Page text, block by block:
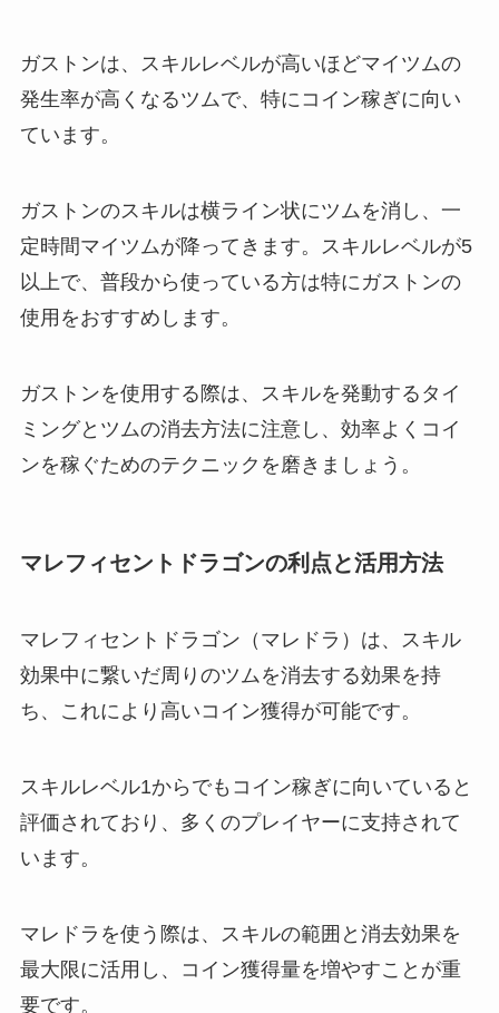
ガストンは、スキルレベルが高いほどマイツムの
発生率が高くなるツムで、特にコイン稼ぎに向い
ています。
ガストンのスキルは横ライン状にツムを消し、一
定時間マイツムが降ってきます。スキルレベルが5
以上で、普段から使っている方は特にガストンの
使用をおすすめします。
ガストンを使用する際は、スキルを発動するタイ
ミングとツムの消去方法に注意し、効率よくコイ
ンを稼ぐためのテクニックを磨きましょう。
マレフィセントドラゴンの利点と活用方法
マレフィセントドラゴン（マレドラ）は、スキル
効果中に繋いだ周りのツムを消去する効果を持
ち、これにより高いコイン獲得が可能です。
スキルレベル1からでもコイン稼ぎに向いていると
評価されており、多くのプレイヤーに支持されて
います。
マレドラを使う際は、スキルの範囲と消去効果を
最大限に活用し、コイン獲得量を増やすことが重
要です。